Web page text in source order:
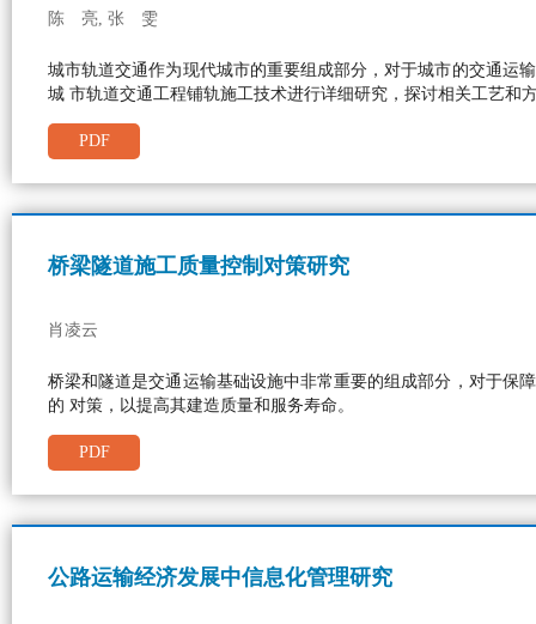
陈 亮, 张 雯
城市轨道交通作为现代城市的重要组成部分，对于城市的交通运
城 市轨道交通工程铺轨施工技术进行详细研究，探讨相关工艺和
PDF
桥梁隧道施工质量控制对策研究
肖凌云
桥梁和隧道是交通运输基础设施中非常重要的组成部分，对于保
的 对策，以提高其建造质量和服务寿命。
PDF
公路运输经济发展中信息化管理研究